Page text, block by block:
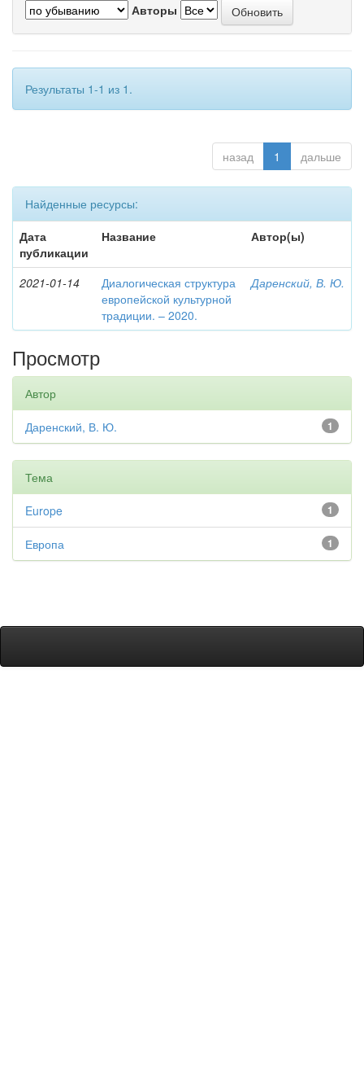
Авторы
Результаты 1-1 из 1.
назад 1 дальше
Найденные ресурсы:
Дата
публикации
Название Автор(ы)
2021-01-14
Диалогическая структура
европейской культурной
традиции. – 2020.
Даренский, В. Ю.
Просмотр
Автор
1
Даренский, В. Ю.
Тема
1
Europe
1
Европа